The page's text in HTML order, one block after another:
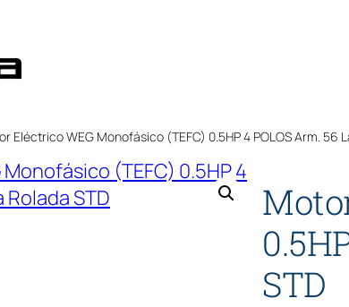
Eléctrico WEG Monofásico (TEFC) 0.5HP 4 POLOS Arm. 56
STD